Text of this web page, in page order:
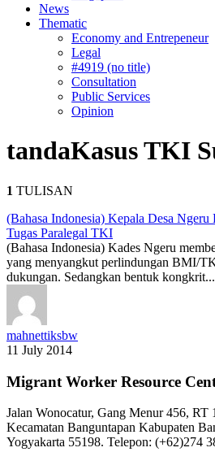
News
Thematic
Economy and Entrepeneur
Legal
#4919 (no title)
Consultation
Public Services
Opinion
tandaKasus TKI
1 TULISAN
(Bahasa Indonesia) Kepala Desa
Tugas Paralegal TKI
(Bahasa Indonesia) Kades Ngeru
yang menyangkut perlindungan BMI/
dukungan. Sedangkan bentuk kongkrit...
mahnettiksbw
11 July 2014
Migrant Worker Resource
Jalan Wonocatur, Gang Menur 456, RT
Kecamatan Banguntapan Kabupaten
Yogyakarta 55198. Telepon: (+62)274